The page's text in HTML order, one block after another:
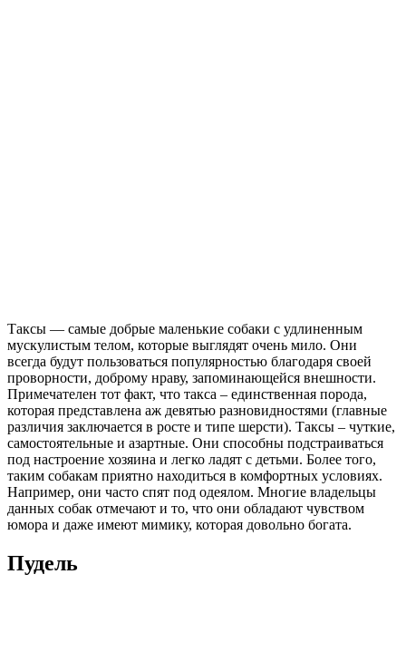
Таксы — самые добрые маленькие собаки с удлиненным
мускулистым телом, которые выглядят очень мило. Они
всегда будут пользоваться популярностью благодаря своей
проворности, доброму нраву, запоминающейся внешности.
Примечателен тот факт, что такса – единственная порода,
которая представлена аж девятью разновидностями (главные
различия заключается в росте и типе шерсти). Таксы – чуткие,
самостоятельные и азартные. Они способны подстраиваться
под настроение хозяина и легко ладят с детьми. Более того,
таким собакам приятно находиться в комфортных условиях.
Например, они часто спят под одеялом. Многие владельцы
данных собак отмечают и то, что они обладают чувством
юмора и даже имеют мимику, которая довольно богата.
Пудель